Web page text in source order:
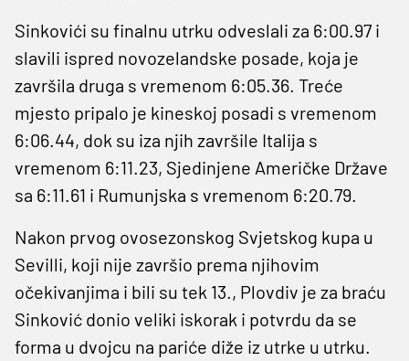
Sinkovići su finalnu utrku odveslali za 6:00.97 i
slavili ispred novozelandske posade, koja je
završila druga s vremenom 6:05.36. Treće
mjesto pripalo je kineskoj posadi s vremenom
6:06.44, dok su iza njih završile Italija s
vremenom 6:11.23, Sjedinjene Američke Države
sa 6:11.61 i Rumunjska s vremenom 6:20.79.
Nakon prvog ovosezonskog Svjetskog kupa u
Sevilli, koji nije završio prema njihovim
očekivanjima i bili su tek 13., Plovdiv je za braću
Sinković donio veliki iskorak i potvrdu da se
forma u dvojcu na pariće diže iz utrke u utrku.